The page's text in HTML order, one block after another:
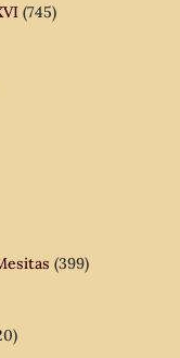
(745)
(399)